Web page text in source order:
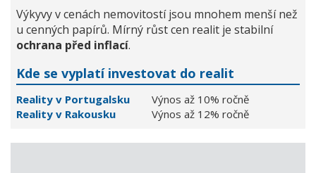
Výkyvy v cenách nemovitostí jsou mnohem menší než
u cenných papírů. Mírný růst cen realit je stabilní
ochrana před inflací.
Kde se vyplatí investovat do realit
Reality v Portugalsku
Výnos až 10% ročně
Reality v Rakousku
Výnos až 12% ročně